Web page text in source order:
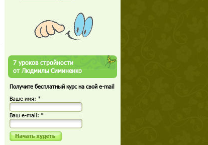
7 уроков стройности
от Людмилы Симиненко
Получите бесплатный курс на свой e-mail
Ваше имя: *
Ваш е-mail: *